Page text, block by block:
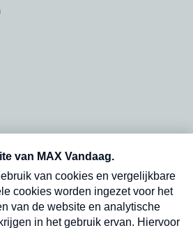
en dinsdagochtend in
Verzend